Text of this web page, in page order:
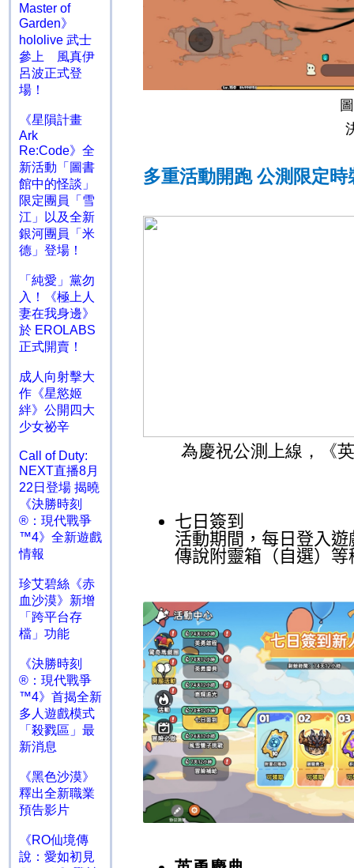
Master of
Garden》
hololive 武士
參上 風真伊
呂波正式登
場！
《星隕計畫
Ark
Re:Code》全
新活動「圖書
館中的怪談」
限定團員「雪
江」以及全新
銀河團員「米
德」登場！
「純愛」黨勿
入！《極上人
妻在我身邊》
於 EROLABS
正式開賣！
成人向射擊大
作《星慾姬
絆》公開四大
少女祕辛
Call of Duty:
NEXT直播8月
22日登場 揭曉
《決勝時刻
®：現代戰爭
™4》全新遊戲
情報
珍艾碧絲《赤
血沙漠》新增
「跨平台存
檔」功能
《決勝時刻
®：現代戰爭
™4》首揭全新
多人遊戲模式
「殺戮區」最
新消息
《黑色沙漠》
釋出全新職業
預告影片
《RO仙境傳
說：愛如初見
多重活動開跑 公測限定
為慶祝公測上線，《
七日簽到
活動期間，每日登入
傳說附靈箱（自選）等